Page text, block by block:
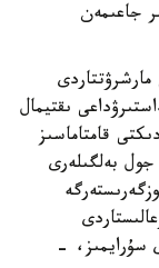
جاعىمەن
ىقتيمال
قامتاماسىز
جول بەلگىلەرى
سۇرايمىز، -